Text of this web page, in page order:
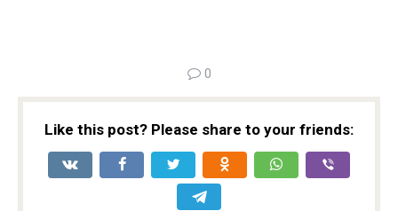
0
Like this post? Please share to your friends: